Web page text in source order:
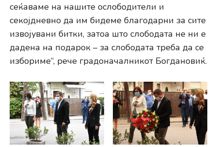
сеќаваме на нашите ослободители и
секојдневно да им бидеме благодарни за сите
извојувани битки, затоа што слободата не ни е
дадена на подарок – за слободата треба да се
избориме“, рече градоначалникот Богдановиќ.